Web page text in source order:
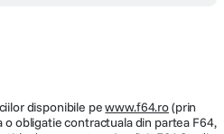
disponibile pewww.f64.ro(prin
obligatie contractuala din partea F64,